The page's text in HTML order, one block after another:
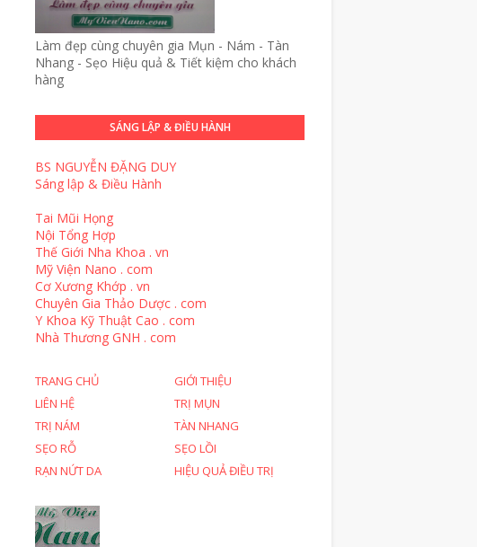
Làm đẹp cùng chuyên gia Mụn - Nám - Tàn
Nhang - Sẹo Hiệu quả & Tiết kiệm cho khách
hàng
SÁNG LẬP & ĐIỀU HÀNH
BS NGUYỄN ĐẶNG DUY
Sáng lập & Điều Hành
Tai Mũi Họng
Nội Tổng Hợp
Thế Giới Nha Khoa . vn
Mỹ Viện Nano . com
Cơ Xương Khớp . vn
Chuyên Gia Thảo Dược . com
Y Khoa Kỹ Thuật Cao . com
Nhà Thương GNH . com
TRANG CHỦ
GIỚI THIỆU
LIÊN HỆ
TRỊ MỤN
TRỊ NÁM
TÀN NHANG
SẸO RỖ
SẸO LỒI
RẠN NỨT DA
HIỆU QUẢ ĐIỀU TRỊ